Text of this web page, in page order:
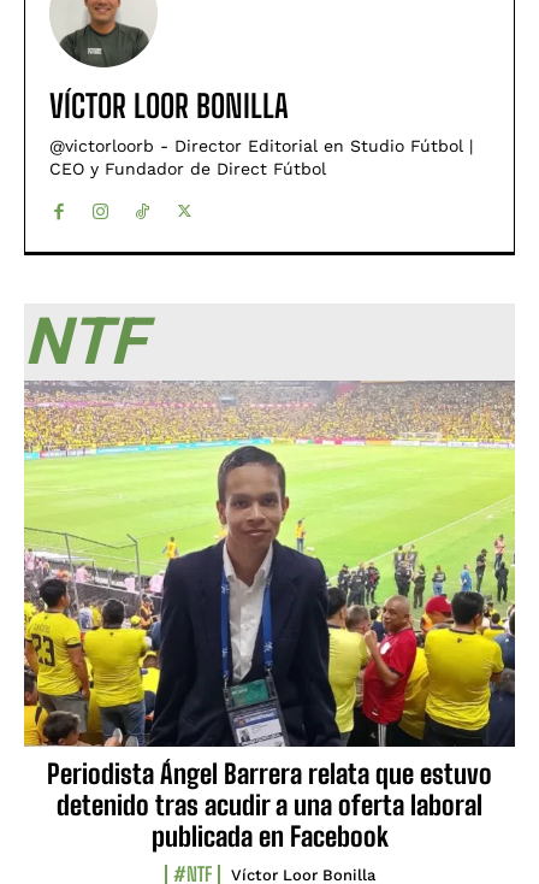
VÍCTOR LOOR BONILLA
@victorloorb - Director Editorial en Studio Fútbol |
CEO y Fundador de Direct Fútbol
NTF
Periodista Ángel Barrera relata que estuvo
detenido tras acudir a una oferta laboral
publicada en Facebook
#NTF Víctor Loor Bonilla